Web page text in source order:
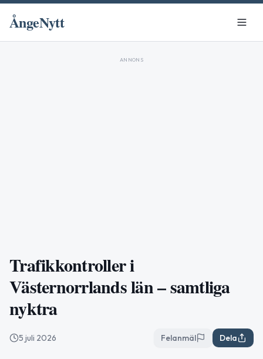
ÅngeNytt
ANNONS
Trafikkontroller i
Västernorrlands län – samtliga
nyktra
5 juli 2026 Felanmäl Dela